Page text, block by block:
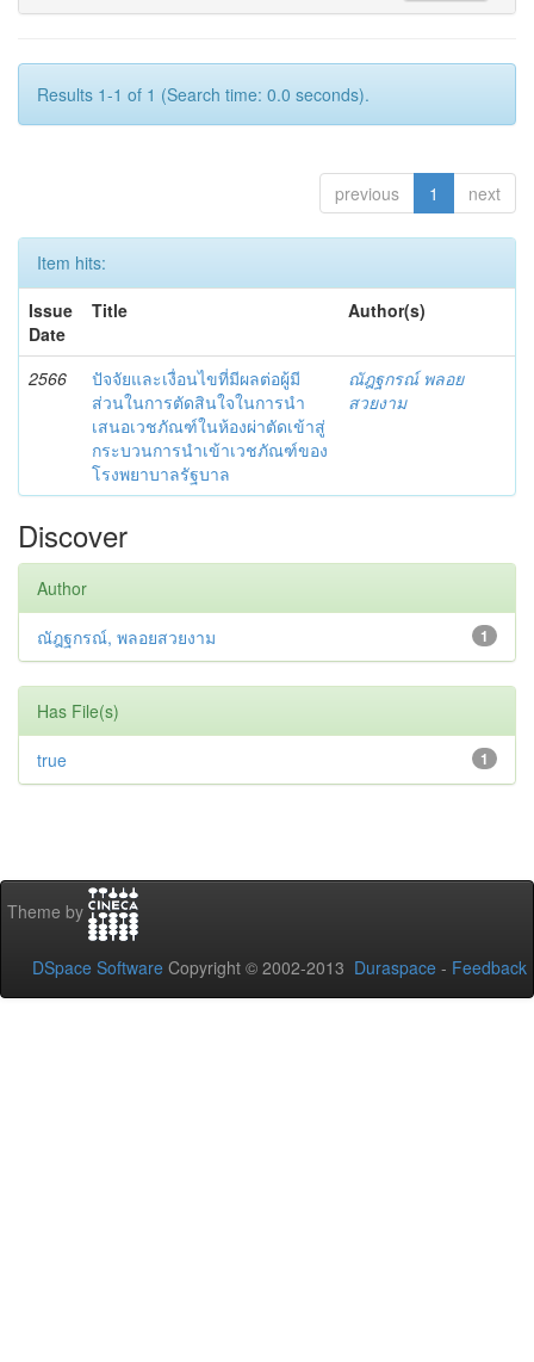
Results 1-1 of 1 (Search time: 0.0 seconds).
previous 1 next
Item hits:
Issue
Date
Title Author(s)
2566
ปัจจัยและเงื่อนไขที่มีผลต่อผู้มี
ส่วนในการตัดสินใจในการนำ
เสนอเวชภัณฑ์ในห้องผ่าตัดเข้าสู่
กระบวนการนำเข้าเวชภัณฑ์ของ
โรงพยาบาลรัฐบาล
ณัฎฐกรณ์ พลอย
สวยงาม
Discover
Author
1
ณัฎฐกรณ์, พลอยสวยงาม
Has File(s)
1
true
Theme by
DSpace Software Copyright © 2002-2013 Duraspace - Feedback